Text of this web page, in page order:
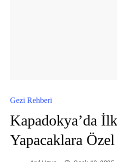
Gezi Rehberi
Kapadokya’da
Yapacaklara